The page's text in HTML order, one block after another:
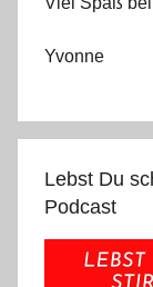
Yvonne
Lebst Du
Podcast